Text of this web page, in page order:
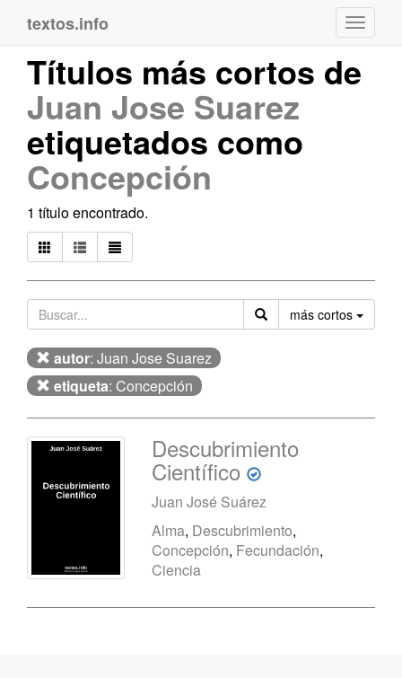
textos.info
Títulos más cortos de
Juan Jose Suarez
etiquetados como
Concepción
1 título encontrado.
más cortos
autor: Juan Jose Suarez
etiqueta: Concepción
Descubrimiento
Científico
Juan José Suárez
Alma, Descubrimiento,
Concepción, Fecundación,
Ciencia